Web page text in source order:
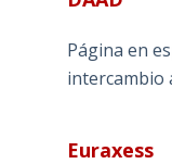
Página en
intercambio
Euraxess